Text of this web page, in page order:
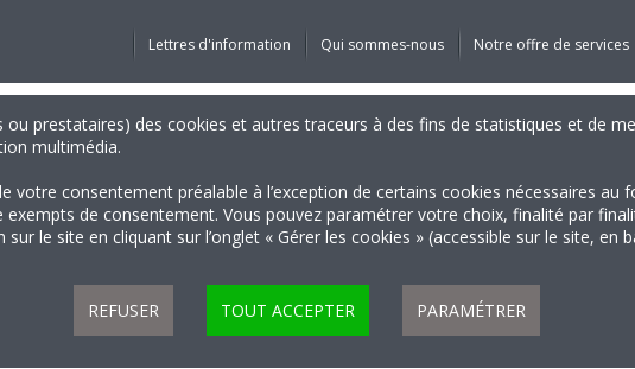
Lettres d'information Qui sommes-nous Notre offre de services
prestataires) des cookies et autres traceurs à des fins de statistiques et de
multimédia.
votre consentement préalable à l’exception de certains cookies nécessaires
exempts de consentement. Vous pouvez paramétrer votre choix, finalité par
le site en cliquant sur l’onglet « Gérer les cookies » (accessible sur le site, en
REFUSER TOUT ACCEPTER PARAMÉTRER